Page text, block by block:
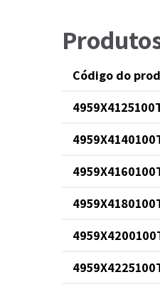
Código do